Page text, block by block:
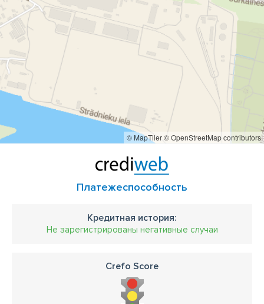
© MapTiler© OpenStreetMap contributors
Платежеспособность
Кредитная история:
Не зарегистрированы негативные случаи
Crefo Score